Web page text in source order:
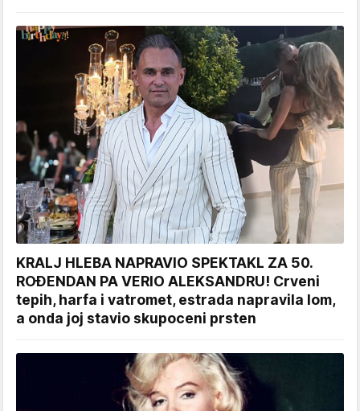
KRALJ HLEBA NAPRAVIO SPEKTAKL ZA 50.
ROĐENDAN PA VERIO ALEKSANDRU! Crveni
tepih, harfa i vatromet, estrada napravila lom,
a onda joj stavio skupoceni prsten